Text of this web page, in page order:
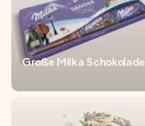
Große Milka Schokolade